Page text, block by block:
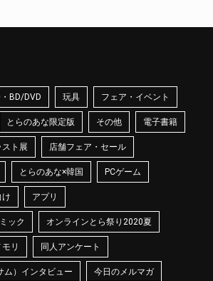
BD/DVD 玩具 フェア・イベント
とらのあな限定版 その他 電子書籍
スト展 店舗フェア・セール
とらのあな×韓国 PCゲーム
け アプリ
ック オンラインとら祭り2020夏
リ 同人アンケート
ム）インタビュー 今日のメルマガ